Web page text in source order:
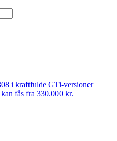
i kraftfulde GTi-versioner
fås fra 330.000 kr.